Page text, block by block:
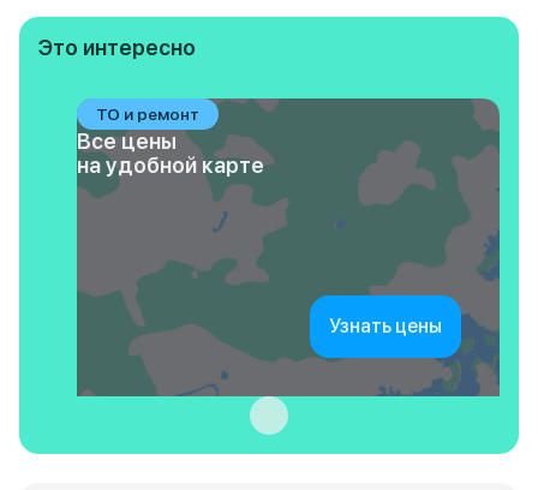
Это интересно
ТО и ремонт
Все цены
на удобной карте
Узнать цены